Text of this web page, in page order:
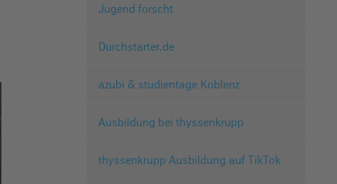
Jugend forscht
Durchstarter.de
azubi & studientage Koblenz
Ausbildung bei thyssenkrupp
thyssenkrupp Ausbildung auf TikTok